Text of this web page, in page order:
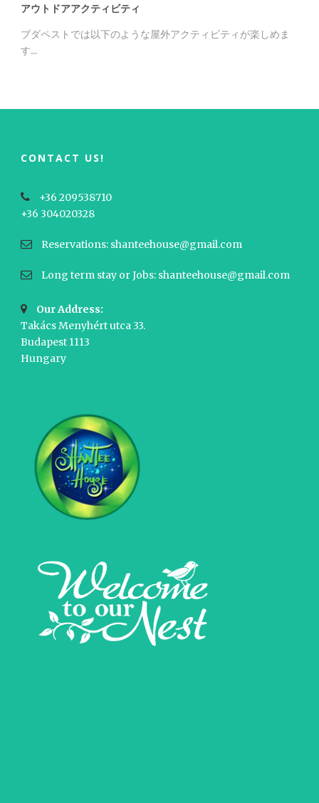
アウトドアアクティビティ
ブダペストでは以下のような屋外アクティビティが楽しめま
す...
CONTACT US!
+36 209538710
+36 304020328
Reservations: shanteehouse@gmail.com
Long term stay or Jobs: shanteehouse@gmail.com
Our Address:
Takács Menyhért utca 33.
Budapest 1113
Hungary